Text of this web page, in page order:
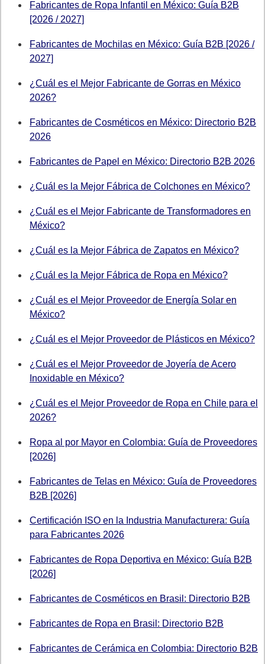
Fabricantes de Ropa Infantil en México: Guía B2B
[2026 / 2027]
Fabricantes de Mochilas en México: Guía B2B [2026 /
2027]
¿Cuál es el Mejor Fabricante de Gorras en México
2026?
Fabricantes de Cosméticos en México: Directorio B2B
2026
Fabricantes de Papel en México: Directorio B2B 2026
¿Cuál es la Mejor Fábrica de Colchones en México?
¿Cuál es el Mejor Fabricante de Transformadores en
México?
¿Cuál es la Mejor Fábrica de Zapatos en México?
¿Cuál es la Mejor Fábrica de Ropa en México?
¿Cuál es el Mejor Proveedor de Energía Solar en
México?
¿Cuál es el Mejor Proveedor de Plásticos en México?
¿Cuál es el Mejor Proveedor de Joyería de Acero
Inoxidable en México?
¿Cuál es el Mejor Proveedor de Ropa en Chile para el
2026?
Ropa al por Mayor en Colombia: Guía de Proveedores
[2026]
Fabricantes de Telas en México: Guía de Proveedores
B2B [2026]
Certificación ISO en la Industria Manufacturera: Guía
para Fabricantes 2026
Fabricantes de Ropa Deportiva en México: Guía B2B
[2026]
Fabricantes de Cosméticos en Brasil: Directorio B2B
Fabricantes de Ropa en Brasil: Directorio B2B
Fabricantes de Cerámica en Colombia: Directorio B2B